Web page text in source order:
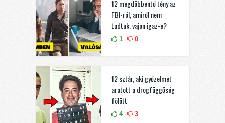
12 megdöbbentő tény az
FBI-ról, amiről nem
tudtuk, vajon igaz-e?
1 0
12 sztár, aki győzelmet
aratott a drogfüggőség
fölött
4 3